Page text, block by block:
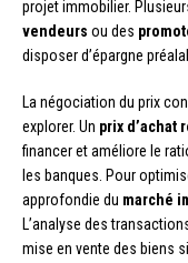
projet immobilier.
vendeurs ou des
disposer d’épargne
La négociation du prix
explorer. Un prix d’achat
financer et améliore le
les banques. Pour
approfondie du marché
L’analyse des
mise en vente des biens